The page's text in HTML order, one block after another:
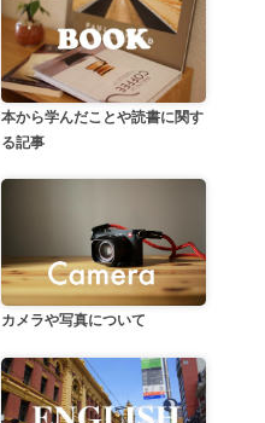
本から学んだことや読書に関す
る記事
カメラや写真について